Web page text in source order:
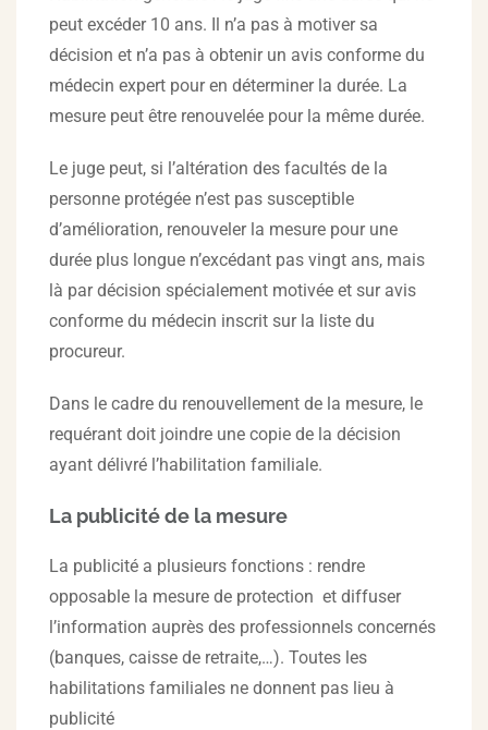
peut excéder 10 ans. Il n’a pas à motiver sa
décision et n’a pas à obtenir un avis conforme du
médecin expert pour en déterminer la durée. La
mesure peut être renouvelée pour la même durée.
Le juge peut, si l’altération des facultés de la
personne protégée n’est pas susceptible
d’amélioration, renouveler la mesure pour une
durée plus longue n’excédant pas vingt ans, mais
là par décision spécialement motivée et sur avis
conforme du médecin inscrit sur la liste du
procureur.
Dans le cadre du renouvellement de la mesure, le
requérant doit joindre une copie de la décision
ayant délivré l’habilitation familiale.
La publicité de la mesure
La publicité a plusieurs fonctions : rendre
opposable la mesure de protection et diffuser
l’information auprès des professionnels concernés
(banques, caisse de retraite,…). Toutes les
habilitations familiales ne donnent pas lieu à
publicité